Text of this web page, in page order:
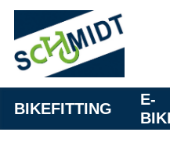
BIKEFITTING
E-